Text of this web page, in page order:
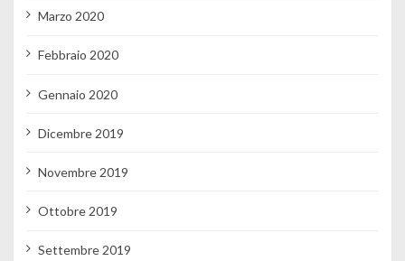
Marzo 2020
Febbraio 2020
Gennaio 2020
Dicembre 2019
Novembre 2019
Ottobre 2019
Settembre 2019